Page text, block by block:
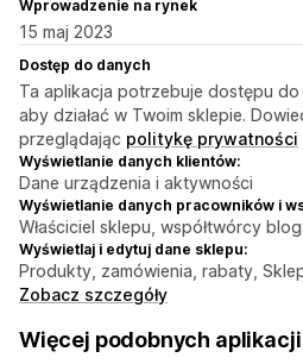
Wprowadzenie na rynek
15 maj 2023
Dostęp do danych
Ta aplikacja potrzebuje dostępu
aby działać w Twoim sklepie.
przeglądając politykę prywatności
Wyświetlanie danych klientów:
Dane urządzenia i aktywności
Wyświetlanie danych pracowników i
Właściciel sklepu, współtwórcy
Wyświetlaj i edytuj dane sklepu:
Produkty, zamówienia, rabaty,
Zobacz szczegóły
Więcej podobnych aplikacji